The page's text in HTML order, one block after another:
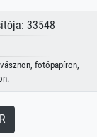
33548
fotópapíron,